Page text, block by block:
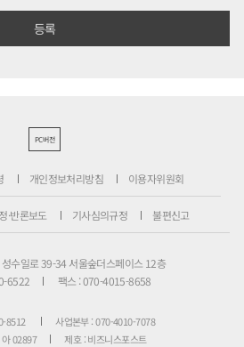
PC버전
개인정보처리방침 이용자위원회
·반론보도 기사심의규정 불편신고
수일로 39-34 서울숲더스페이스 12층
6522
팩스 : 070-4015-8658
8512
사업본부 : 070-4010-7078
02897
제호 : 비즈니스포스트